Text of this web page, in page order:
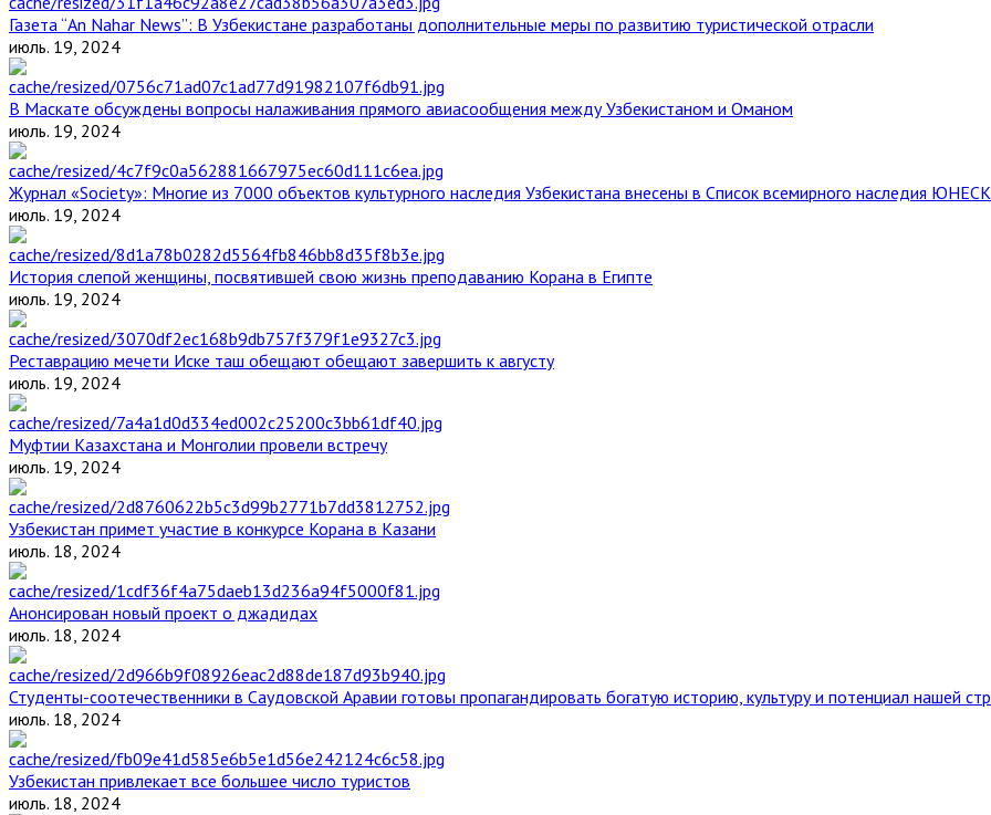
Газета “An Nahar News”: В Узбекистане разработаны дополнительные меры по развитию туристической отрасли
июль. 19, 2024
В Маскате обсуждены вопросы налаживания прямого авиасообщения между Узбекистаном и Оманом
июль. 19, 2024
Журнал «Society»: Многие из 7000 объектов культурного наследия Узбекистана внесены в Список всемирного наследия
июль. 19, 2024
История слепой женщины, посвятившей свою жизнь преподаванию Корана в Египте
июль. 19, 2024
Реставрацию мечети Иске таш обещают обещают завершить к августу
июль. 19, 2024
Муфтии Казахстана и Монголии провели встречу
июль. 19, 2024
Узбекистан примет участие в конкурсе Корана в Казани
июль. 18, 2024
Анонсирован новый проект о джадидах
июль. 18, 2024
Студенты-соотечественники в Саудовской Аравии готовы пропагандировать богатую историю, культуру и потенциал нашей
июль. 18, 2024
Узбекистан привлекает все большее число туристов
июль. 18, 2024